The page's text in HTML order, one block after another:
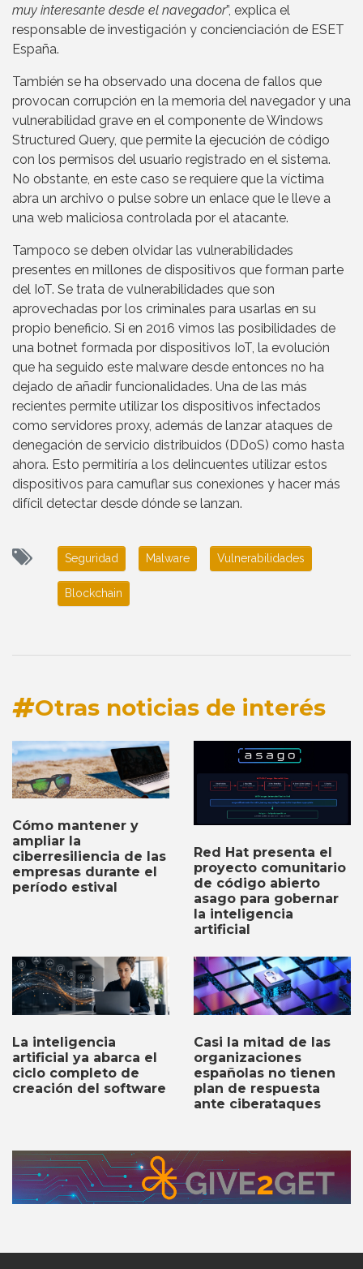
muy interesante desde el navegador”, explica el
responsable de investigación y concienciación de ESET
España.
También se ha observado una docena de fallos que
provocan corrupción en la memoria del navegador y una
vulnerabilidad grave en el componente de Windows
Structured Query, que permite la ejecución de código
con los permisos del usuario registrado en el sistema.
No obstante, en este caso se requiere que la víctima
abra un archivo o pulse sobre un enlace que le lleve a
una web maliciosa controlada por el atacante.
Tampoco se deben olvidar las vulnerabilidades
presentes en millones de dispositivos que forman parte
del IoT. Se trata de vulnerabilidades que son
aprovechadas por los criminales para usarlas en su
propio beneficio. Si en 2016 vimos las posibilidades de
una botnet formada por dispositivos IoT, la evolución
que ha seguido este malware desde entonces no ha
dejado de añadir funcionalidades. Una de las más
recientes permite utilizar los dispositivos infectados
como servidores proxy, además de lanzar ataques de
denegación de servicio distribuidos (DDoS) como hasta
ahora. Esto permitiría a los delincuentes utilizar estos
dispositivos para camuflar sus conexiones y hacer más
difícil detectar desde dónde se lanzan.
Seguridad Malware Vulnerabilidades
Blockchain
Otras noticias de interés
Cómo mantener y
ampliar la
ciberresiliencia de las
empresas durante el
período estival
Red Hat presenta el
proyecto comunitario
de código abierto
asago para gobernar
la inteligencia
artificial
La inteligencia
artificial ya abarca el
ciclo completo de
creación del software
Casi la mitad de las
organizaciones
españolas no tienen
plan de respuesta
ante ciberataques